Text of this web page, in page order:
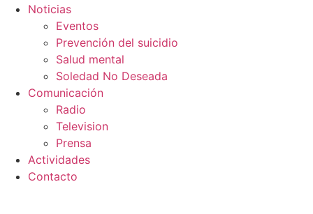
Noticias
Eventos
Prevención del suicidio
Salud mental
Soledad No Deseada
Comunicación
Radio
Television
Prensa
Actividades
Contacto